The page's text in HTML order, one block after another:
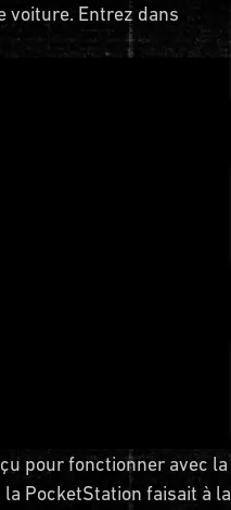
voiture. Entrez dans
pour fonctionner avec la
la PocketStation faisait à la